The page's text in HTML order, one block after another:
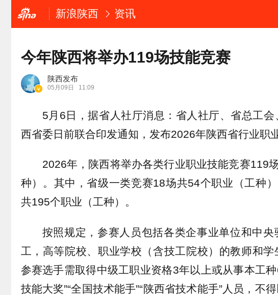
新浪陕西 资讯
今年陕西将举办119场技能竞赛
陕西发布
05月09日 11:09
5月6日，据省人社厅消息：省人社厅、省总工
西省委日前联合印发通知，发布2026年陕西省行业职
2026年，陕西将举办各类行业职业技能竞赛119
种）。其中，省级一类竞赛18场共54个职业（工种
共195个职业（工种）。
按照规定，参赛人员包括各类企事业单位和中
工，高等院校、职业学校（含技工院校）的教师和
参赛选手需取得中级工职业资格3年以上或从事本工
技能大奖”“全国技术能手”“陕西省技术能手”人员，不